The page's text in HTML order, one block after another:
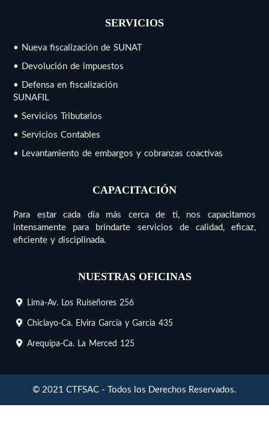
SERVICIOS
• Nueva fiscalización de SUNAT
• Devolución de impuestos
• Defensa en fiscalización
SUNAFIL
• Servicios Tributarios
• Servicios Contables
• Levantamiento de embargos y cobranzas coactivas
CAPACITACIÓN
Para estar cada día más cerca de ti, nos capacitamos
intensamente para brindarte servicios de calidad, eficaz,
eficiente y disciplinada.
NUESTRAS OFICINAS
Lima-Av. Los Ruiseñores 256
Chiclayo-Ca. Elvira Garcia y Garcia 435
Arequipa-Ca. La Merced 125
© 2021 CTFSAC - Todos los Derechos Reservados.